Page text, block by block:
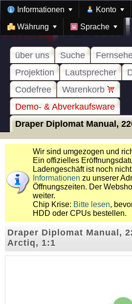
Informationen Konto
Währung Sprache
über uns Suche
Projektion
Lautsprecher
Codefree
Warenkorb
Demo- & Abverkaufsware
Draper Diplomat Manual,
Wir sind umgezogen und
Ein offizielles
Ladengeschäft ist noch
Informationen zu unserer
Öffnungszeiten. Der
weiter.
Chip Krise: Bitte lesen,
HDD oder CPUs bestellen.
Draper Diplomat Manual,
Arctiq, 1:1